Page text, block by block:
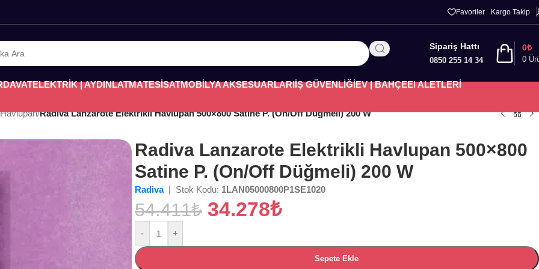
Favoriler Kargo Takip
Sipariş Hattı
0850 255 14 34 0
0₺
ELEKTRİK | AYDINLATMATESİSATMOBİLYA AKSESUARLARIİŞ GÜVENLİĞİEV | BAHÇEEl ALETLERİ
/Radiva Lanzarote Elektrikli Havlupan 500×800 Satine P. (On/Off Düğmeli) 200 W
Radiva Lanzarote Elektrikli Havlupan 500×800
Satine P. (On/Off Düğmeli) 200 W
Radiva | Stok Kodu: 1LAN05000800P1SE1020
54.411₺ 34.278₺
- +
Sepete Ekle